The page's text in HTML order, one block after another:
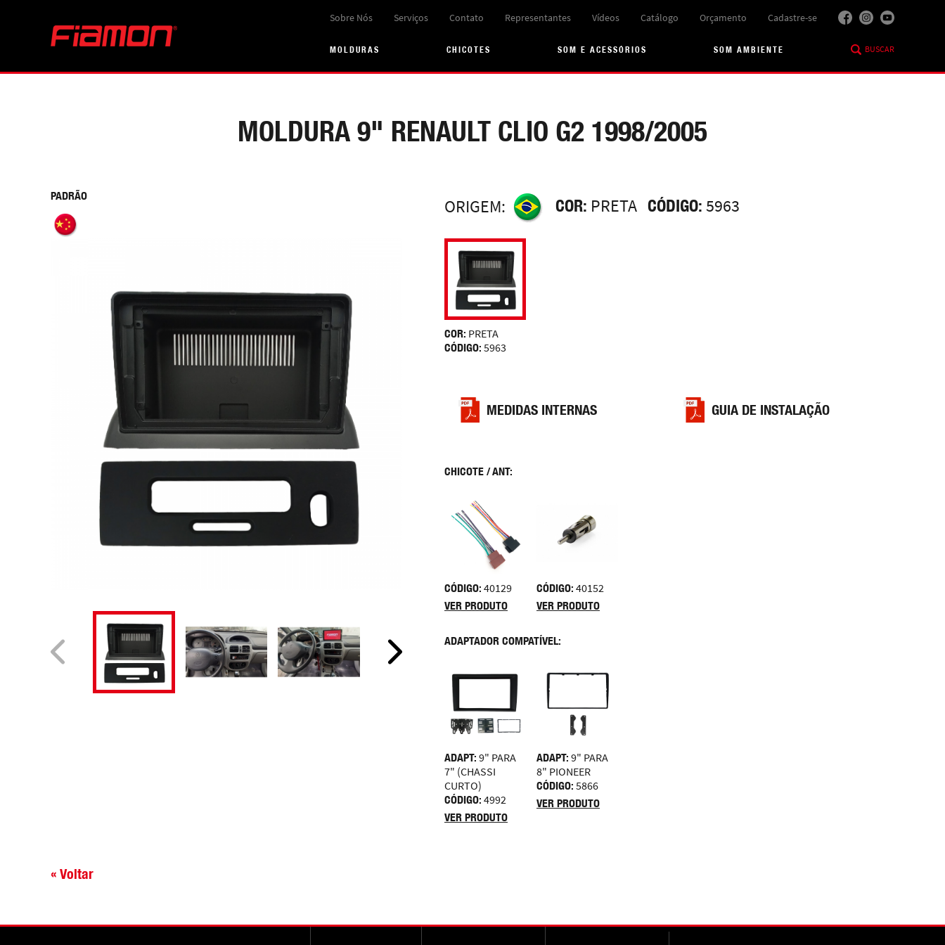
Sobre Nós Serviços Contato Representantes Vídeos Catálogo Orçamento Cadastre-se
MOLDURAS CHICOTES SOM E ACESSÓRIOS SOM AMBIENTE BUSCAR
MOLDURA 9" RENAULT CLIO G2 1998/2005
PADRÃO
ORIGEM: COR: PRETA CÓDIGO: 5963
COR: PRETA
CÓDIGO: 5963
MEDIDAS INTERNAS GUIA DE INSTALAÇÃO
CHICOTE / ANT:
CÓDIGO: 40129
VER PRODUTO
CÓDIGO: 40152
VER PRODUTO
ADAPTADOR COMPATÍVEL:
ADAPT: 9" PARA
7" (CHASSI
CURTO)
CÓDIGO: 4992
VER PRODUTO
ADAPT: 9" PARA
8" PIONEER
CÓDIGO: 5866
VER PRODUTO
« Voltar